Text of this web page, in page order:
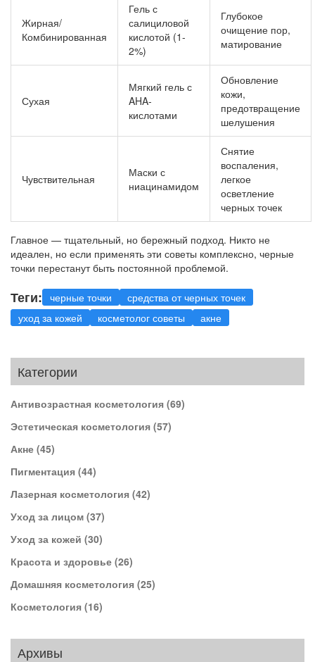
Жирная/
Комбинированная
Гель с
салициловой
кислотой (1-
2%)
Глубокое
очищение пор,
матирование
Сухая
Мягкий гель с
AHA-
кислотами
Обновление
кожи,
предотвращение
шелушения
Чувствительная
Маски с
ниацинамидом
Снятие
воспаления,
легкое
осветление
черных точек
Главное — тщательный, но бережный подход. Никто не
идеален, но если применять эти советы комплексно, черные
точки перестанут быть постоянной проблемой.
Теги: черные точки
средства от черных точек
уход за кожей
косметолог советы акне
Категории
Антивозрастная косметология (69)
Эстетическая косметология (57)
Акне (45)
Пигментация (44)
Лазерная косметология (42)
Уход за лицом (37)
Уход за кожей (30)
Красота и здоровье (26)
Домашняя косметология (25)
Косметология (16)
Архивы